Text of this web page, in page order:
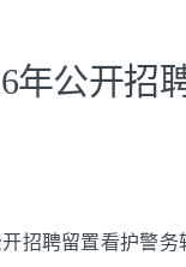
年公开招
招聘留置看护警务